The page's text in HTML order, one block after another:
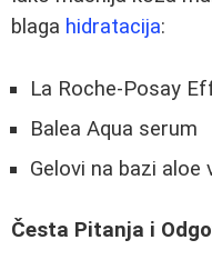
blaga hidratacija:
La Roche-Posay
Balea Aqua serum
Gelovi na bazi aloe
Česta Pitanja i